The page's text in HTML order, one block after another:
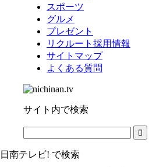
スポーツ
グルメ
プレゼント
リクルート採用情報
サイトマップ
よくある質問
サイト内で検索
日南テレビ! で検索